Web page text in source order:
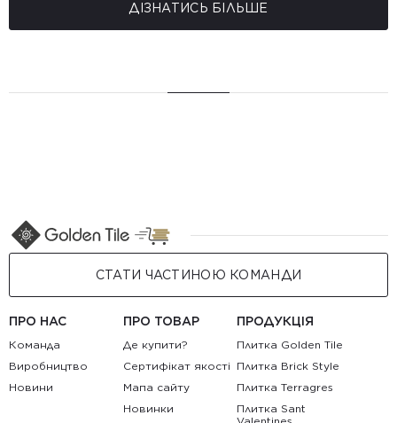
ДІЗНАТИСЬ БІЛЬШЕ
СТАТИ ЧАСТИНОЮ КОМАНДИ
ПРО НАС
Команда
Виробництво
Новини
ПРО ТОВАР
Де купити?
Сертифікат якості
Мапа сайту
Новинки
ПРОДУКЦІЯ
Плитка Golden Tile
Плитка Brick Style
Плитка Terragres
Плитка Sant